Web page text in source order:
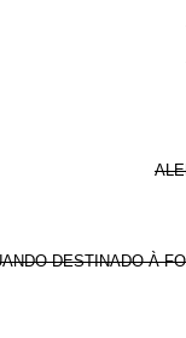
DESTINADO À